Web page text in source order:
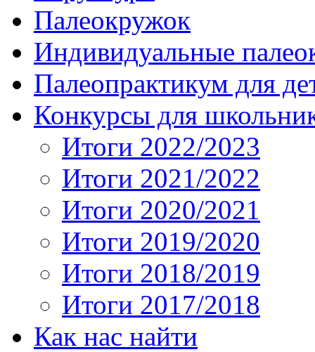
Палеокружок
Индивидуальные
Палеопрактикум для
Конкурсы для
Итоги 2022/2023
Итоги 2021/2022
Итоги 2020/2021
Итоги 2019/2020
Итоги 2018/2019
Итоги 2017/2018
Как нас найти